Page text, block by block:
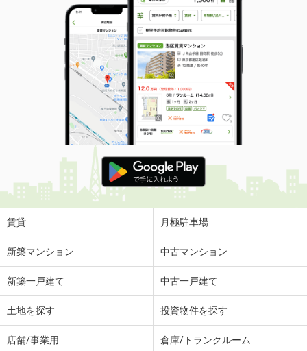
賃貸 月極駐車場
新築マンション 中古マンション
新築一戸建て 中古一戸建て
土地を探す 投資物件を探す
店舗/事業用 倉庫/トランクルーム